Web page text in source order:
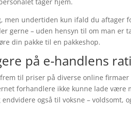
undertiden kun ifald du aftager
gerne – uden hensyn til om man er
din pakke til en pakkeshop.
på e-handlens
til priser på diverse online firmaer
forhandlere ikke kunne lade være
også til voksne – voldsomt,